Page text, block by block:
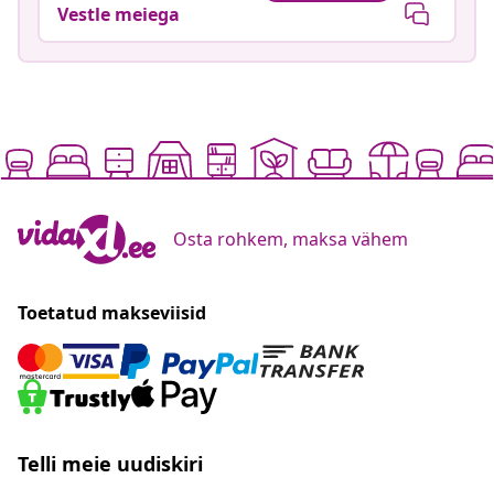
Vestle meiega
Osta rohkem, maksa vähem
Toetatud makseviisid
Telli meie uudiskiri